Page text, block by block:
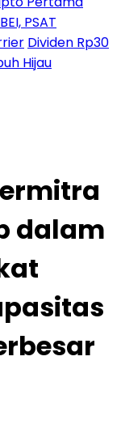
PSAT
Dividen Rp30
Hijau
dalam